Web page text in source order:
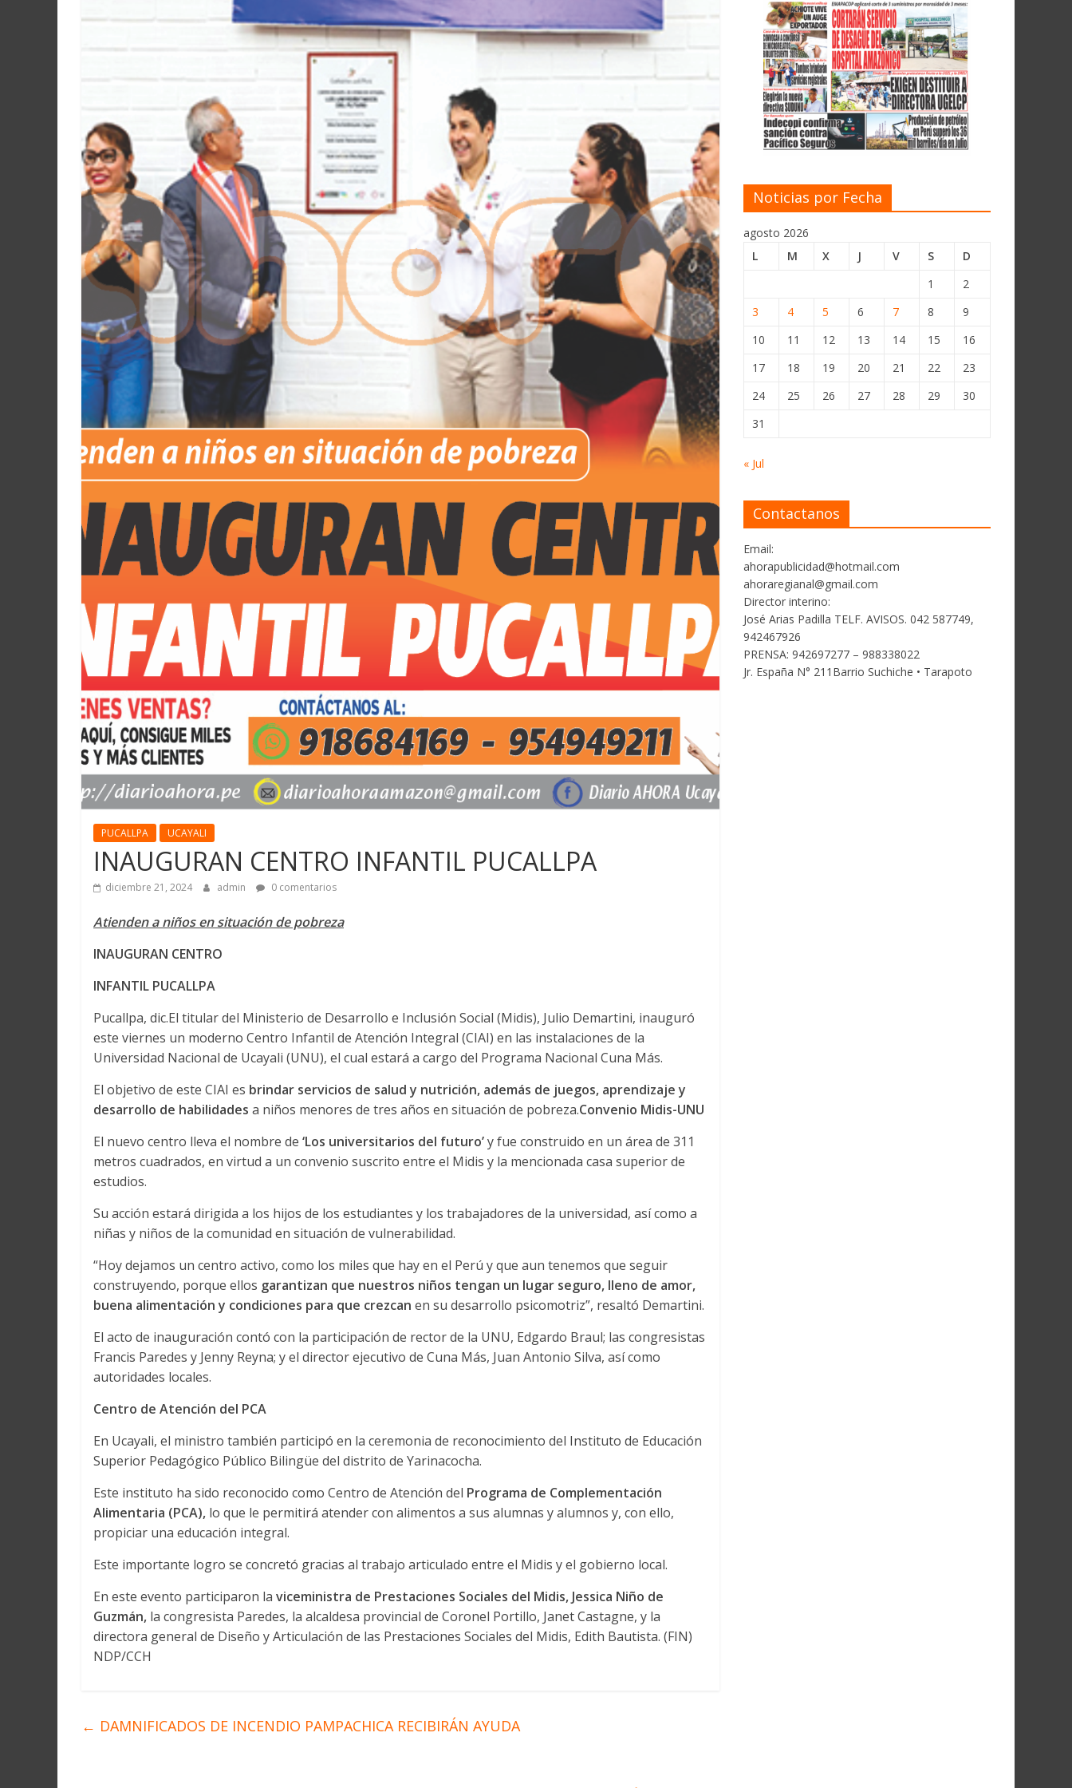
y
PUCALLPA UCAYALI
INAUGURAN CENTRO INFANTIL PUCALLPA
diciembre 21, 2024 admin 0 comentarios
Atienden a niños en situación de pobreza
INAUGURAN CENTRO
INFANTIL PUCALLPA
Pucallpa, dic.El titular del Ministerio de Desarrollo e Inclusión Social (Midis), Julio Demartini, inauguró
este viernes un moderno Centro Infantil de Atención Integral (CIAI) en las instalaciones de la
Universidad Nacional de Ucayali (UNU), el cual estará a cargo del Programa Nacional Cuna Más.
El objetivo de este CIAI es brindar servicios de salud y nutrición, además de juegos, aprendizaje y
desarrollo de habilidades a niños menores de tres años en situación de pobreza.Convenio Midis-UNU
El nuevo centro lleva el nombre de ‘Los universitarios del futuro’y fue construido en un área de 311
metros cuadrados, en virtud a un convenio suscrito entre el Midis y la mencionada casa superior de
estudios.
Su acción estará dirigida a los hijos de los estudiantes y los trabajadores de la universidad, así como a
niñas y niños de la comunidad en situación de vulnerabilidad.
“Hoy dejamos un centro activo, como los miles que hay en el Perú y que aun tenemos que seguir
construyendo, porque ellos garantizan que nuestros niños tengan un lugar seguro, lleno de amor,
buena alimentación y condiciones para que crezcan en su desarrollo psicomotriz”, resaltó Demartini.
El acto de inauguración contó con la participación de rector de la UNU, Edgardo Braul; las congresistas
Francis Paredes y Jenny Reyna; y el director ejecutivo de Cuna Más, Juan Antonio Silva, así como
autoridades locales.
Centro de Atención del PCA
En Ucayali, el ministro también participó en la ceremonia de reconocimiento del Instituto de Educación
Superior Pedagógico Público Bilingüe del distrito de Yarinacocha.
Este instituto ha sido reconocido como Centro de Atención del Programa de Complementación
Alimentaria (PCA), lo que le permitirá atender con alimentos a sus alumnas y alumnos y, con ello,
propiciar una educación integral.
Este importante logro se concretó gracias al trabajo articulado entre el Midis y el gobierno local.
En este evento participaron la viceministra de Prestaciones Sociales del Midis, Jessica Niño de
Guzmán, la congresista Paredes, la alcaldesa provincial de Coronel Portillo, Janet Castagne, y la
directora general de Diseño y Articulación de las Prestaciones Sociales del Midis, Edith Bautista. (FIN)
NDP/CCH
← DAMNIFICADOS DE INCENDIO PAMPACHICA RECIBIRÁN AYUDA
Noticias por Fecha
agosto 2026
L
M X J V S
D
1
2
3
4 5 6 7 8
9
10
11 12 13 14 15
16
17
18 19 20 21 22
23
24
25 26 27 28 29
30
31
« Jul
Contactanos
Email:
ahorapublicidad@hotmail.com
ahoraregianal@gmail.com
Director interino:
José Arias Padilla TELF. AVISOS. 042 587749,
942467926
PRENSA: 942697277 – 988338022
Jr. España N° 211Barrio Suchiche • Tarapoto